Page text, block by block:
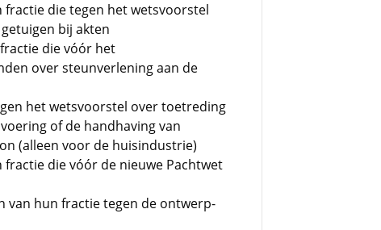
fractie die tegen het wetsvoorstel
bij akten
die vóór het
over steunverlening aan de
het wetsvoorstel over toetreding
of de handhaving van
(alleen voor de huisindustrie)
die vóór de nieuwe Pachtwet
van hun fractie tegen de ontwerp-